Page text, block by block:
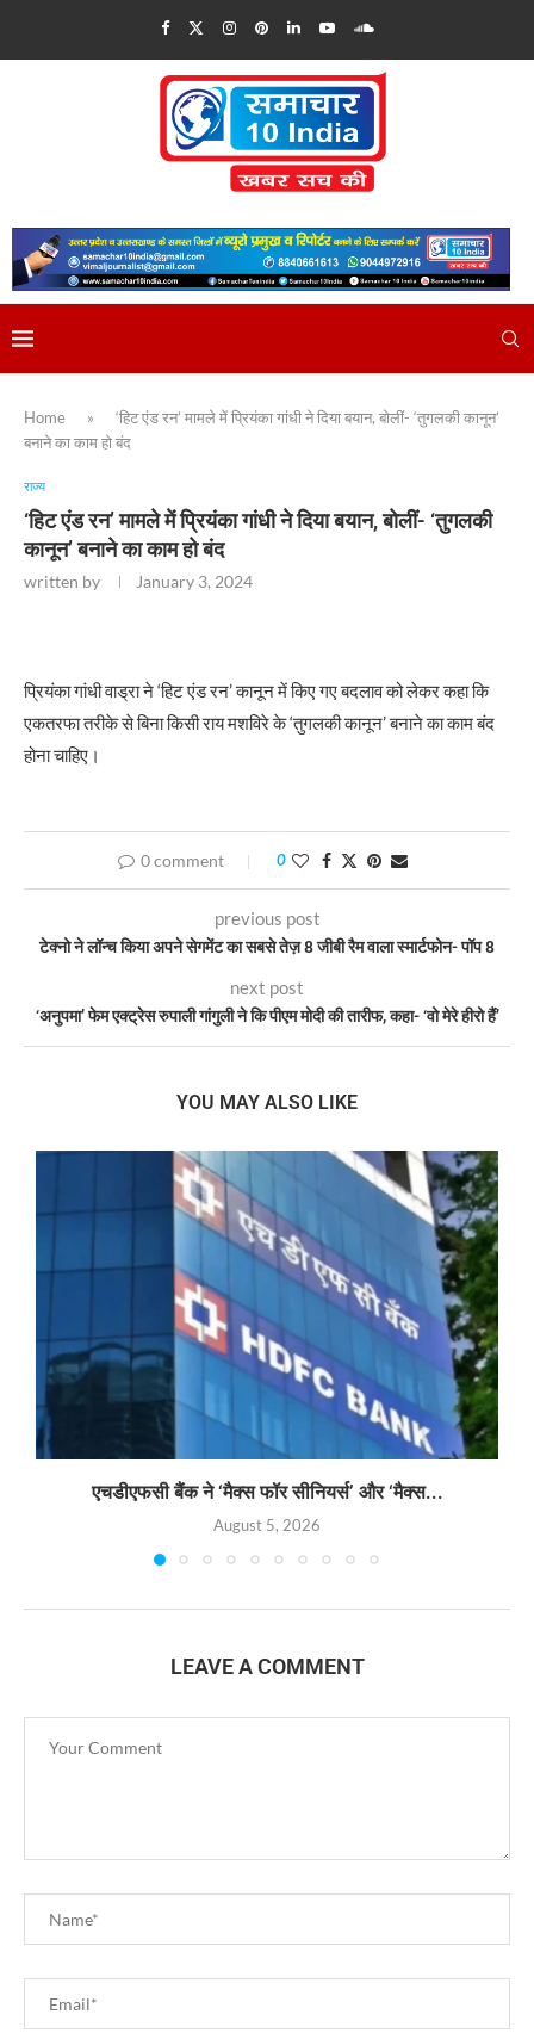
Home »
‘हिट एंड रन’ मामले में प्रियंका गांधी ने दिया बयान, बोलीं- ‘तुगलकी कानून’
बनाने का काम हो बंद
राज्य
‘हिट एंड रन’ मामले में प्रियंका गांधी ने दिया बयान, बोलीं- ‘तुगलकी
कानून’ बनाने का काम हो बंद
written by January 3, 2024
प्रियंका गांधी वाड्रा ने ‘हिट एंड रन’ कानून में किए गए बदलाव को लेकर कहा कि
एकतरफा तरीके से बिना किसी राय मशविरे के ‘तुगलकी कानून’ बनाने का काम बंद
होना चाहिए।
0 comment 0
previous post
टेक्नो ने लॉन्च किया अपने सेगमेंट का सबसे तेज़ 8 जीबी रैम वाला स्मार्टफोन- पॉप 8
next post
‘अनुपमा’ फेम एक्ट्रेस रुपाली गांगुली ने कि पीएम मोदी की तारीफ, कहा- ‘वो मेरे हीरो हैं’
YOU MAY ALSO LIKE
एचडीएफसी बैंक ने ‘मैक्स फॉर सीनियर्स’ और ‘मैक्स...
August 5, 2026
LEAVE A COMMENT